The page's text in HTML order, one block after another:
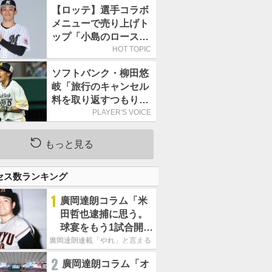
【ロッテ】選手コラボ
メニューで売り上げト
ップ「小島のロースト
ビーフ丼」が4年連続
HOT TOPIC
ソフトバンク・柳田悠
岐「旅行のキャンセル
料を取り返すつもりで
出場しました(笑)」／
PLAYER'S VOICE
もっと見る
ス数ランキング
1 廣岡達朗コラム「米
田哲也逮捕に思う。
球宴をもう1試合開催
でOB救済を」
廣岡達朗連載「やれ」と言える信念
2 廣岡達朗コラム「オ